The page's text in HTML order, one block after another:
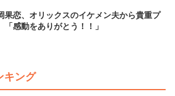
果恋、オリックスのイケメン夫から貴重プ
感動をありがとう！！」
キング